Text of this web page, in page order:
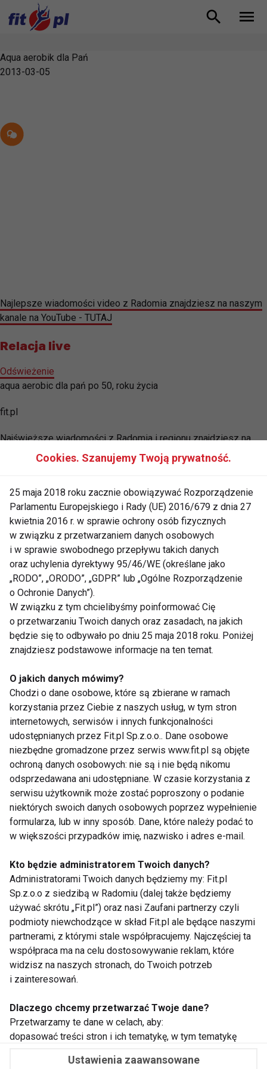
Aqua aerobik dla Pań
2013-03-05
Najlepsze wiadomości video z Radomia znajdziesz na naszym
kanale na YouTube - TUTAJ
Relacja live
Odświeżenie
aqua aerobic dla pań po 50, roku życia
fit.pl
Najświeższe wiadomości z Radomia i regionu znajdziesz na
profilu CoZaDzien.pl na Facebooku - TUTAJ
aerobik
aqua aerobik
filmy
Nie przegap nowości ze
świata FIT!
Wyrażam zgodę na otrzymywanie informacji
handlowej drogą elektroniczną na podany adres e-mail
przez FIT.PL. Więcej informacji znajdziesz w Polityce
Prywatności.
ZAPISZ SIĘ
WSPÓŁPRACA
REDAKCJA
PRYWATNOŚĆ
Cookies
Newsletter
Fit.pl © 2026 Wszystkie prawa zastrzeżone.
Cookies. Szanujemy Twoją prywatność.
25 maja 2018 roku zacznie obowiązywać Rozporządzenie
Parlamentu Europejskiego i Rady (UE) 2016/679 z dnia 27
kwietnia 2016 r. w sprawie ochrony osób fizycznych
w związku z przetwarzaniem danych osobowych
i w sprawie swobodnego przepływu takich danych
oraz uchylenia dyrektywy 95/46/WE (określane jako
„RODO”, „ORODO”, „GDPR” lub „Ogólne Rozporządzenie
o Ochronie Danych”).
W związku z tym chcielibyśmy poinformować Cię
o przetwarzaniu Twoich danych oraz zasadach, na jakich
będzie się to odbywało po dniu 25 maja 2018 roku. Poniżej
znajdziesz podstawowe informacje na ten temat.
O jakich danych mówimy?
Chodzi o dane osobowe, które są zbierane w ramach
korzystania przez Ciebie z naszych usług, w tym stron
internetowych, serwisów i innych funkcjonalności
udostępnianych przez Fit.pl Sp.z.o.o.. Dane osobowe
niezbędne gromadzone przez serwis www.fit.pl są objęte
ochroną danych osobowych: nie są i nie będą nikomu
odsprzedawana ani udostępniane. W czasie korzystania z
serwisu użytkownik może zostać poproszony o podanie
niektórych swoich danych osobowych poprzez wypełnienie
formularza, lub w inny sposób. Dane, które należy podać to
w większości przypadków imię, nazwisko i adres e-mail.
Kto będzie administratorem Twoich danych?
Administratorami Twoich danych będziemy my: Fit.pl
Sp.z.o.o z siedzibą w Radomiu (dalej także będziemy
używać skrótu „Fit.pl”) oraz nasi Zaufani partnerzy czyli
podmioty niewchodzące w skład Fit.pl ale będące naszymi
partnerami, z którymi stale współpracujemy. Najczęściej ta
współpraca ma na celu dostosowywanie reklam, które
widzisz na naszych stronach, do Twoich potrzeb
i zainteresowań.
Dlaczego chcemy przetwarzać Twoje dane?
Przetwarzamy te dane w celach, aby:
dopasować treści stron i ich tematykę, w tym tematykę
oraz do przeprowadzania konkursów z nagrodami,
Ustawienia zaawansowane